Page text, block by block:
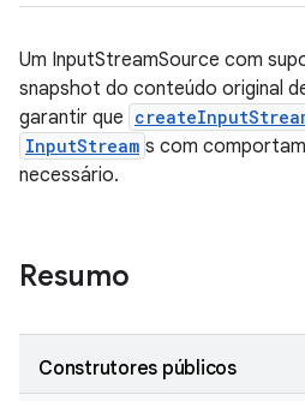
Um InputStreamSource com
snapshot do conteúdo original
garantir que
InputStream s com
necessário.
Resumo
Construtores públicos